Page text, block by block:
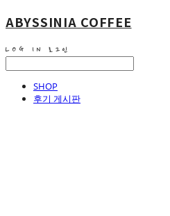
ABYSSINIA COFFEE
LOG IN 로그인
SHOP
후기 게시판